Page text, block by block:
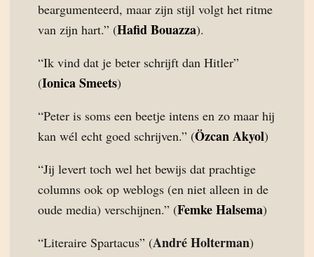
beargumenteerd, maar zijn stijl volgt het ritme
van zijn hart.” (Hafid Bouazza).
“Ik vind dat je beter schrijft dan Hitler”
(Ionica Smeets)
“Peter is soms een beetje intens en zo maar hij
kan wél echt goed schrijven.” (Özcan Akyol)
“Jij levert toch wel het bewijs dat prachtige
columns ook op weblogs (en niet alleen in de
oude media) verschijnen.” (Femke Halsema)
“Literaire Spartacus” (André Holterman)